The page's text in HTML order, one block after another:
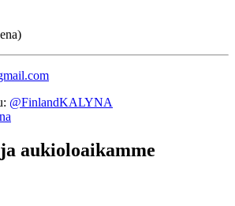
@FinlandKALYNA
aukioloaikamme